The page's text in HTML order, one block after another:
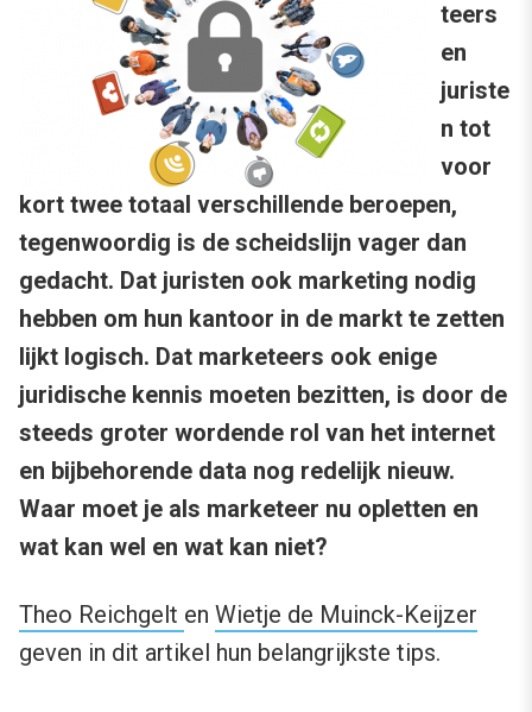
teers
en
juriste
n tot
voor
kort twee totaal verschillende beroepen,
tegenwoordig is de scheidslijn vager dan
gedacht. Dat juristen ook marketing nodig
hebben om hun kantoor in de markt te zetten
lijkt logisch. Dat marketeers ook enige
juridische kennis moeten bezitten, is door de
steeds groter wordende rol van het internet
en bijbehorende data nog redelijk nieuw.
Waar moet je als marketeer nu opletten en
wat kan wel en wat kan niet?
Theo Reichgelt en Wietje de Muinck-Keijzer
geven in dit artikel hun belangrijkste tips.